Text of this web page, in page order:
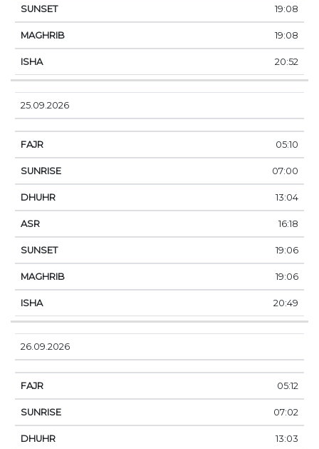
19:08
19:08
20:52
25.09.2026
05:10
07:00
13:04
16:18
19:06
19:06
20:49
26.09.2026
05:12
07:02
13:03